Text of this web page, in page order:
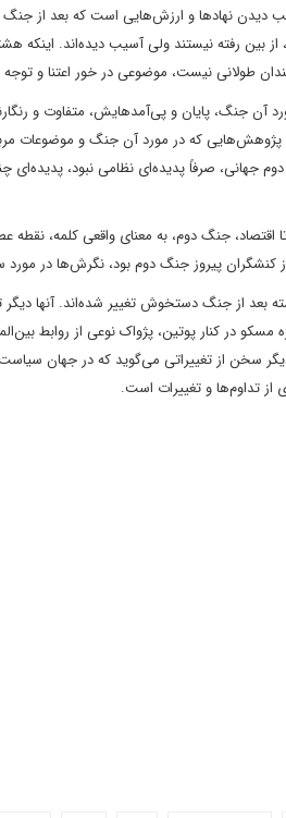
دیدن نهادها و ارزش‌هایی است که بعد از جنگ
از بین رفته نیستند ولی آسیب دیده‌اند.
طولانی نیست، موضوعی در خور اعتنا و
آن جنگ، پایان و پی‌آمدهایش، متفاوت و
که در مورد آن جنگ و موضوعات مربوط
صرفاً پدیده‌ای نظامی نبود، پدیده‌ای
تا اقتصاد، جنگ دوم، به معنای واقعی کلمه،
کنشگران پیروز جنگ دوم بود، نگرش‌ها در
بعد از جنگ دستخوش تغییر شده‌اند. آنها دیگر
در کنار پوتین، پژواک نوعی از روابط
سخن از تغییراتی می‌گوید که در جهان
از تداوم‌ها و تغییرات است.